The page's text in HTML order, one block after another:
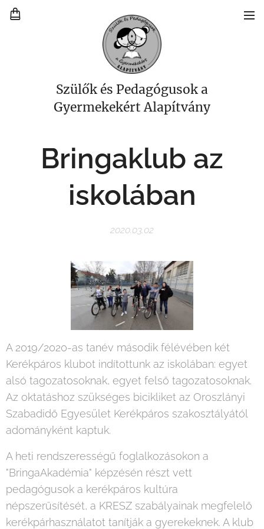
Szülők és Pedagógusok a
Gyermekekért Alapítvány
Bringaklub az
iskolában
2020.03.02
A 2019/2020-as tanév második félévében két
Kerékpáros klubot indítottunk az iskolában: egyet
alsó tagozatosoknak, egyet felső tagozatosoknak.
Az oktatáshoz szükséges bicikliket az Oroszlányi
Szabadidő Egyesület Kerékpáros szakosztályától
adományként kaptuk.
A heti rendszerességű foglalkozásokon a
"BringaAkadémia" képzésén részt vett
pedagógusok a kerékpáros kultúra
népszerűsítését, a KRESZ szabályainak megfelelő
kerékpárhasználatot tanítják a gyerekeknek. A klub